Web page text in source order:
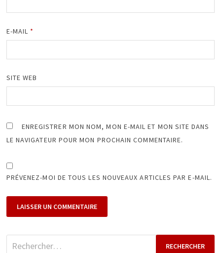
E-MAIL *
SITE WEB
ENREGISTRER MON NOM, MON E-MAIL ET MON SITE DANS
LE NAVIGATEUR POUR MON PROCHAIN COMMENTAIRE.
PRÉVENEZ-MOI DE TOUS LES NOUVEAUX ARTICLES PAR E-MAIL.
Rechercher :